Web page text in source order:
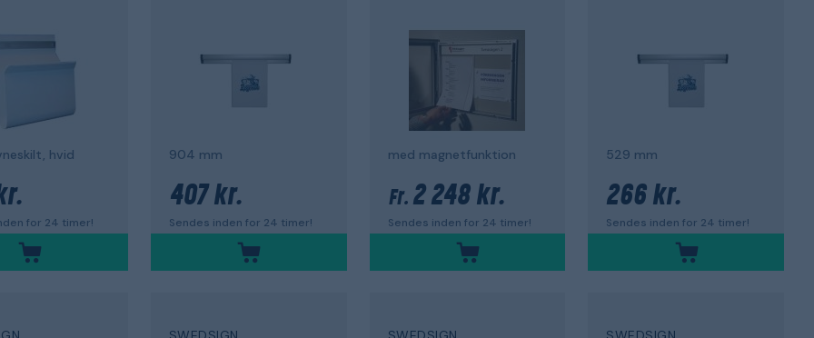
hvid
for 24 timer!
904 mm
407 kr.
Sendes inden for 24 timer!
med magnetfunktion
Fr. 2 248 kr.
Sendes inden for 24 timer!
529 mm
266 kr.
Sendes inden for 24 timer!